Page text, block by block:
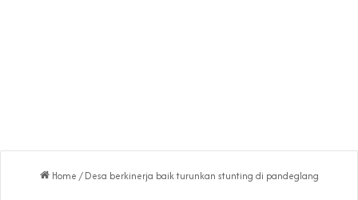
Home / Desa berkinerja baik turunkan stunting di pandeglang